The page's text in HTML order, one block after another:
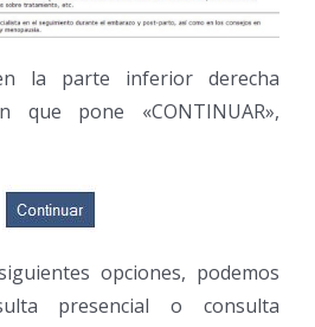
la parte inferior derecha
que pone «CONTINUAR»,
opciones, podemos
presencial o consulta